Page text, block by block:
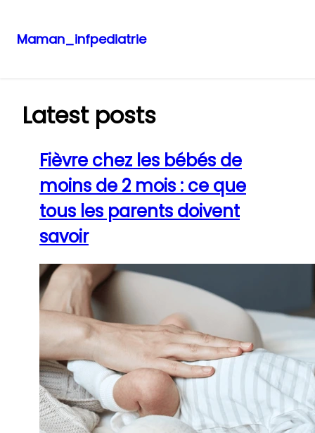
Maman_infpediatrie
Latest posts
Fièvre chez les bébés de
moins de 2 mois : ce que
tous les parents doivent
savoir